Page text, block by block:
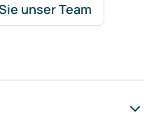
unser Team